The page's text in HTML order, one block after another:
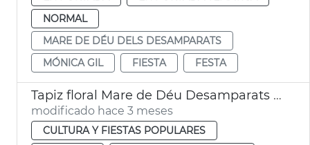
NORMAL
MARE DE DÉU DELS DESAMPARATS
MÓNICA GIL
FIESTA FESTA
Tapiz floral Mare de Déu Desamparats València
modificado hace 3 meses
CULTURA Y FIESTAS POPULARES